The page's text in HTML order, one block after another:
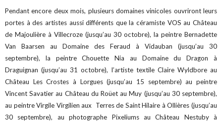
Pendant encore deux mois, plusieurs domaines vinicoles ouvriront leurs
portes à des artistes aussi différents que la céramiste VOS au Château
de Majoulière à Villecroze (jusqu’au 30 octobre), la peintre Bernadette
Van Baarsen au Domaine des Feraud à Vidauban (jusqu’au 30
septembre), la peintre Chouette Nia au Domaine du Dragon à
Draguignan (jusqu’au 31 octobre), l’artiste textile Claire Wyldbore au
Château Les Crostes à Lorgues (jusqu’au 15 septembre) au peintre
Vincent Savatier au Château du Roüet au Muy (jusqu’au 30 septembre),
au peintre Virgile Virgilien aux Terres de Saint Hilaire à Ollières (jusqu’au
30 septembre), au photographe Pixeliums au Château Nestuby à